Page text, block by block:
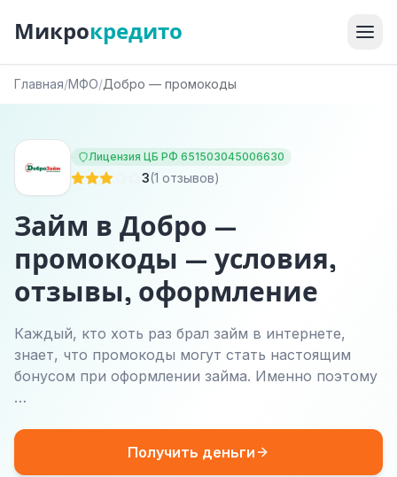
Микрокредито
Главная/МФО/Добро — промокоды
Лицензия ЦБ РФ 651503045006630
3(1 отзывов)
Займ в Добро —
промокоды — условия,
отзывы, оформление
Каждый, кто хоть раз брал займ в интернете,
знает, что промокоды могут стать настоящим
бонусом при оформлении займа. Именно поэтому
…
Получить деньги